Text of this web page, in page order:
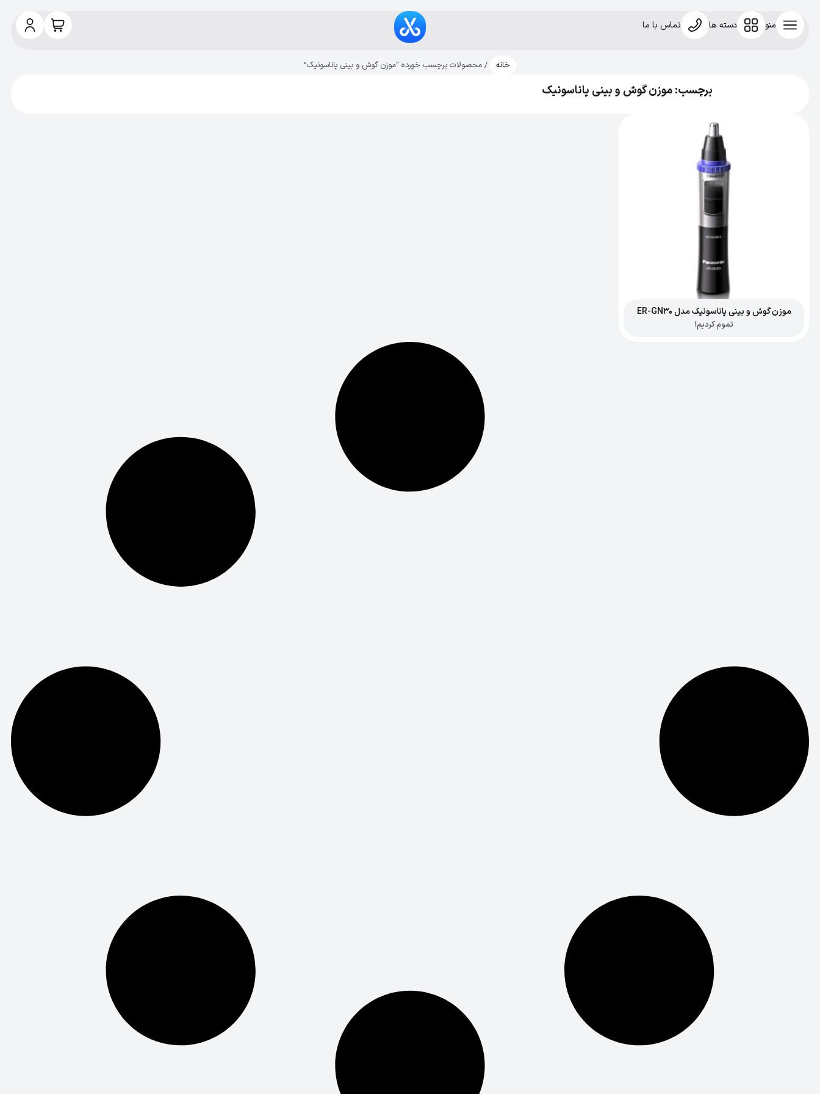
منو دسته ها تماس با ما
خانه / محصولات برچسب خورده “موزن گوش و بینی پاناسونیک”
برچسب: موزن گوش و بینی پاناسونیک
موزن گوش و بینی پاناسونیک مدل ER-GN30
تموم کردیم!